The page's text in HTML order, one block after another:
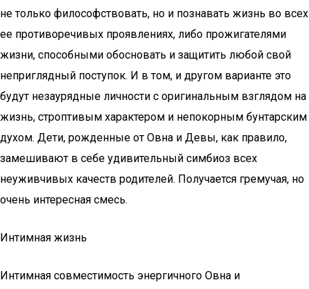
не только философствовать, но и познавать жизнь во всех
ее противоречивых проявлениях, либо прожигателями
жизни, способными обосновать и защитить любой свой
неприглядный поступок. И в том, и другом варианте это
будут незаурядные личности с оригинальным взглядом на
жизнь, строптивым характером и непокорным бунтарским
духом. Дети, рожденные от Овна и Девы, как правило,
замешивают в себе удивительный симбиоз всех
неуживчивых качеств родителей. Получается гремучая, но
очень интересная смесь.
Интимная жизнь
Интимная совместимость энергичного Овна и